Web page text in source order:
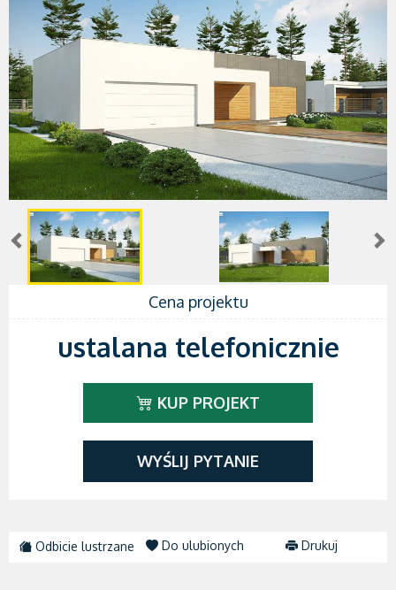
Cena projektu
ustalana telefonicznie
KUP PROJEKT
WYŚLIJ PYTANIE
Odbicie lustrzane Do ulubionych Drukuj